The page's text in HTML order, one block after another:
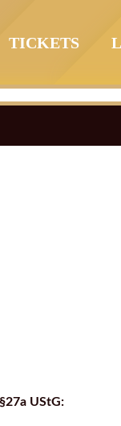
TICKETS
UStG: